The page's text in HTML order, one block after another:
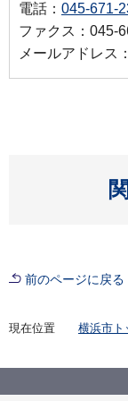
電話： 045-671-
ファクス：045-
メールアドレス：
前のページに戻る
現在位置 横浜市ト
届出・
住居表
住居表示